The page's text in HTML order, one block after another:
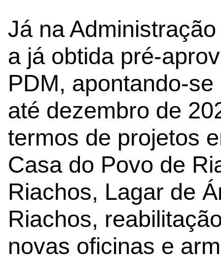
Já na
a já obtida pré-
PDM, apontando-
até dezembro de
termos de projetos
Casa do Povo de
Riachos, Lagar de
Riachos,
novas oficinas e